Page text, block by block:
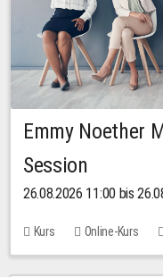
Emmy Noether
Session
26.08.2026 11:00 bis
Kurs Online-Kurs